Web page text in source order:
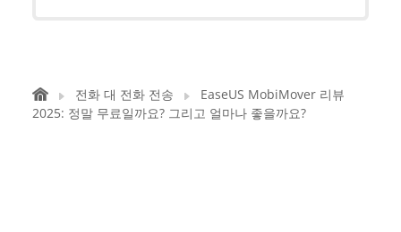
전화 대 전화 전송
EaseUS MobiMover 리뷰
2025: 정말 무료일까요? 그리고 얼마나 좋을까요?